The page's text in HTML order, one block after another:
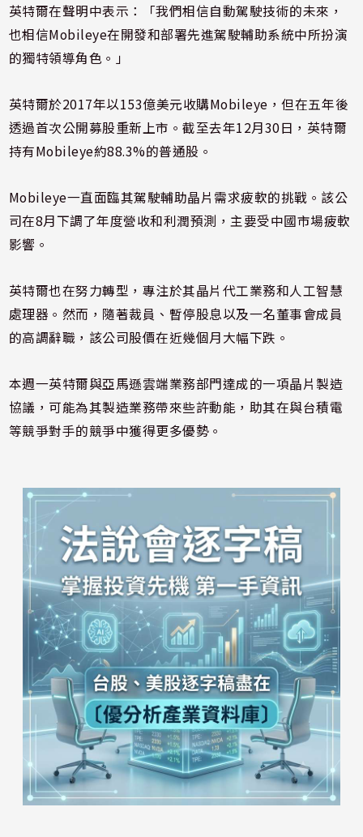
英特爾在聲明中表示：「我們相信自動駕駛技術的未來，
也相信Mobileye在開發和部署先進駕駛輔助系統中所扮演
的獨特領導角色。」
英特爾於2017年以153億美元收購Mobileye，但在五年後
透過首次公開募股重新上市。截至去年12月30日，英特爾
持有Mobileye約88.3%的普通股。
Mobileye一直面臨其駕駛輔助晶片需求疲軟的挑戰。該公
司在8月下調了年度營收和利潤預測，主要受中國市場疲軟
影響。
英特爾也在努力轉型，專注於其晶片代工業務和人工智慧
處理器。然而，隨著裁員、暫停股息以及一名董事會成員
的高調辭職，該公司股價在近幾個月大幅下跌。
本週一英特爾與亞馬遜雲端業務部門達成的一項晶片製造
協議，可能為其製造業務帶來些許動能，助其在與台積電
等競爭對手的競爭中獲得更多優勢。